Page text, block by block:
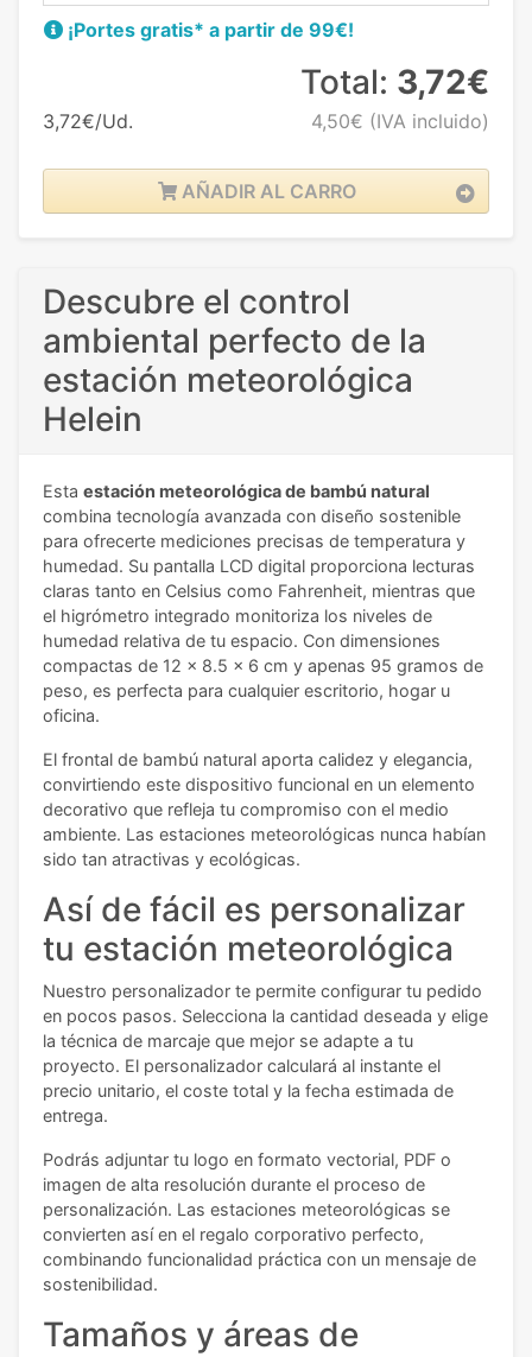
¡Portes gratis* a partir de 99€!
3,72€/Ud.
Total: 3,72€
4,50€ (IVA incluido)
AÑADIR AL CARRO
Descubre el control
ambiental perfecto de la
estación meteorológica
Helein
Esta estación meteorológica de bambú natural
combina tecnología avanzada con diseño sostenible
para ofrecerte mediciones precisas de temperatura y
humedad. Su pantalla LCD digital proporciona lecturas
claras tanto en Celsius como Fahrenheit, mientras que
el higrómetro integrado monitoriza los niveles de
humedad relativa de tu espacio. Con dimensiones
compactas de 12 x 8.5 x 6 cm y apenas 95 gramos de
peso, es perfecta para cualquier escritorio, hogar u
oficina.
El frontal de bambú natural aporta calidez y elegancia,
convirtiendo este dispositivo funcional en un elemento
decorativo que refleja tu compromiso con el medio
ambiente. Las estaciones meteorológicas nunca habían
sido tan atractivas y ecológicas.
Así de fácil es personalizar
tu estación meteorológica
Nuestro personalizador te permite configurar tu pedido
en pocos pasos. Selecciona la cantidad deseada y elige
la técnica de marcaje que mejor se adapte a tu
proyecto. El personalizador calculará al instante el
precio unitario, el coste total y la fecha estimada de
entrega.
Podrás adjuntar tu logo en formato vectorial, PDF o
imagen de alta resolución durante el proceso de
personalización. Las estaciones meteorológicas se
convierten así en el regalo corporativo perfecto,
combinando funcionalidad práctica con un mensaje de
sostenibilidad.
Tamaños y áreas de